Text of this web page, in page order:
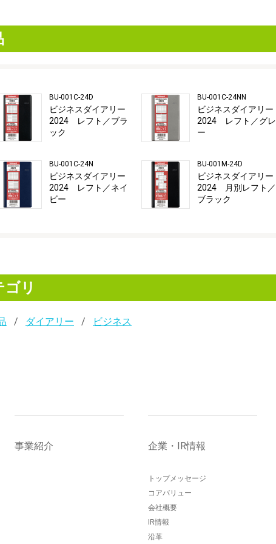
BU-001C-24D
ビジネスダイアリー
2024 レフト／ブラ
ック
BU-001C-24N
ビジネスダイアリー
2024 レフト／ネイ
ビー
BU-001C-24NN
ビジネスダイアリー
2024 レフト／グレ
ー
BU-001M-24D
ビジネスダイアリー
2024 月別レフト／
ブラック
リ
ダイアリー ビジネス
事業紹介 企業・IR情報
トップメッセージ
コアバリュー
会社概要
IR情報
沿革